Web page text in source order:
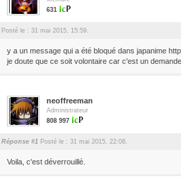
631
Posté le : 31 mai 2015, 15:59.
y a un message qui a été bloqué dans japanime
je doute que ce soit volontaire car c'est un
neoffreeman
Administrateur
808 997
Réponse #1 Posté le : 31 mai 2015, 22:06.
Voila, c'est déverrouillé.